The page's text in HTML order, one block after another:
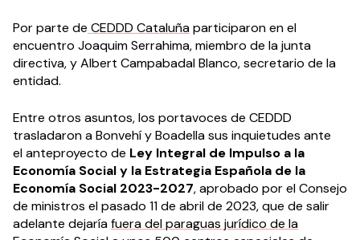
Por parte de CEDDD Cataluñaparticiparon en el
encuentro Joaquim Serrahima, miembro de la junta
directiva, y Albert Campabadal Blanco, secretario de la
entidad.
Entre otros asuntos, los portavoces de CEDDD
trasladaron a Bonvehí y Boadella sus inquietudes ante
el anteproyecto de Ley Integral de Impulso a la
Economía Social y la Estrategia Española de la
Economía Social 2023-2027, aprobado por el Consejo
de ministros el pasado 11 de abril de 2023, que de salir
adelante dejaríafuera del paraguas jurídico de la